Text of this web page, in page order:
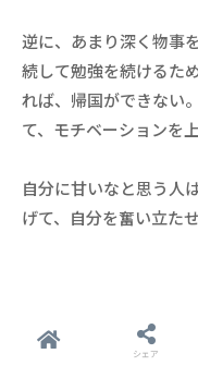
逆に、あまり深く物事
続して勉強を続けるた
れば、帰国ができない
て、モチベーションを
自分に甘いなと思う人
げて、自分を奮い立た
定期的に英語試験
シェア